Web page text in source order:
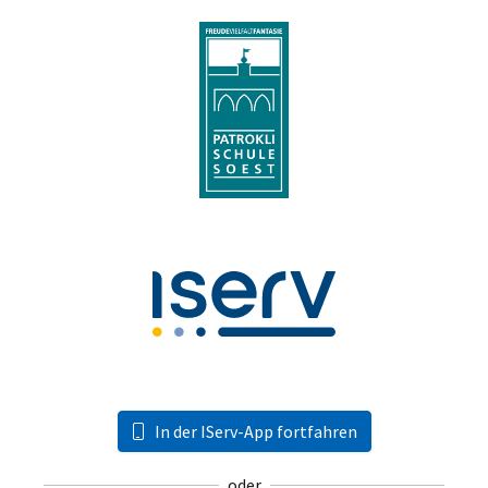
In der IServ-App fortfahren